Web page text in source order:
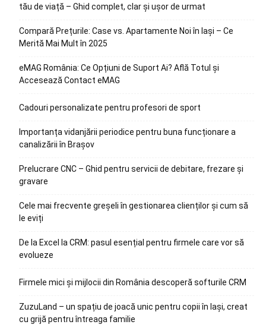
tău de viață – Ghid complet, clar și ușor de urmat
Compară Prețurile: Case vs. Apartamente Noi în Iași – Ce
Merită Mai Mult în 2025
eMAG România: Ce Opțiuni de Suport Ai? Află Totul și
Accesează Contact eMAG
Cadouri personalizate pentru profesori de sport
Importanța vidanjării periodice pentru buna funcționare a
canalizării în Brașov
Prelucrare CNC – Ghid pentru servicii de debitare, frezare și
gravare
Cele mai frecvente greșeli în gestionarea clienților și cum să
le eviți
De la Excel la CRM: pasul esențial pentru firmele care vor să
evolueze
Firmele mici și mijlocii din România descoperă softurile CRM
ZuzuLand – un spațiu de joacă unic pentru copii în Iași, creat
cu grijă pentru întreaga familie